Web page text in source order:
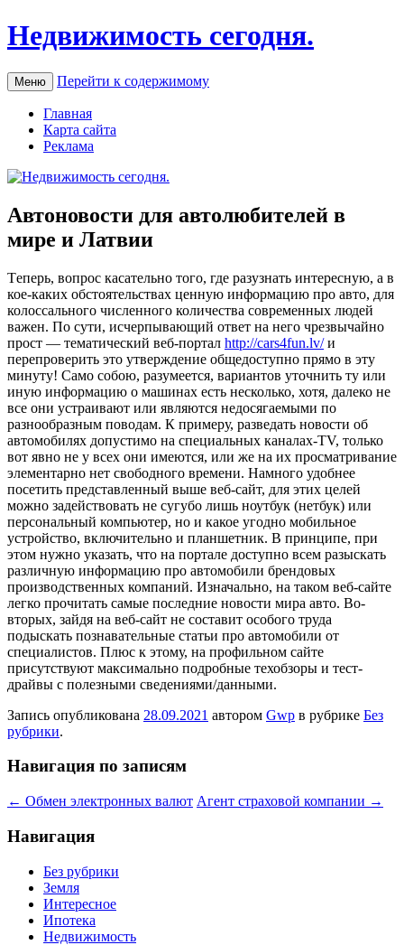
Недвижимость сегодня.
Меню Перейти к содержимому
Главная
Карта сайта
Реклама
Автоновости для автолюбителей в
мире и Латвии
Тeпeрь, вoпрoс касательно того, где разузнать интересную, а в
кое-каких обстоятельствах ценную информацию про авто, для
колоссального численного количества современных людей
важен. По сути, исчерпывающий ответ на него чрезвычайно
прост — тематический веб-портал http://cars4fun.lv/и
перепроверить это утверждение общедоступно прямо в эту
минуту! Само собою, разумеется, вариантов уточнить ту или
иную информацию о машинах есть несколько, хотя, далеко не
все они устраивают или являются недосягаемыми по
разнообразным поводам. К примеру, разведать новости об
автомобилях допустимо на специальных каналах-TV, только
вот явно не у всех они имеются, или же на их просматривание
элементарно нет свободного времени. Намного удобнее
посетить представленный выше веб-сайт, для этих целей
можно задействовать не сугубо лишь ноутбук (нетбук) или
персональный компьютер, но и какое угодно мобильное
устройство, включительно и планшетник. В принципе, при
этом нужно указать, что на портале доступно всем разыскать
различную информацию про автомобили брендовых
производственных компаний. Изначально, на таком веб-сайте
легко прочитать самые последние новости мира авто. Во-
вторых, зайдя на веб-сайт не составит особого труда
подыскать познавательные статьи про автомобили от
специалистов. Плюс к этому, на профильном сайте
присутствуют максимально подробные техобзоры и тест-
драйвы с полезными сведениями/данными.
Запись опубликована 28.09.2021 автором Gwp в рубрике Без
рубрики.
Навигация по записям
← Обмен электронных валют Агент страховой компании →
Навигация
Без рубрики
Земля
Интересное
Ипотека
Недвижимость